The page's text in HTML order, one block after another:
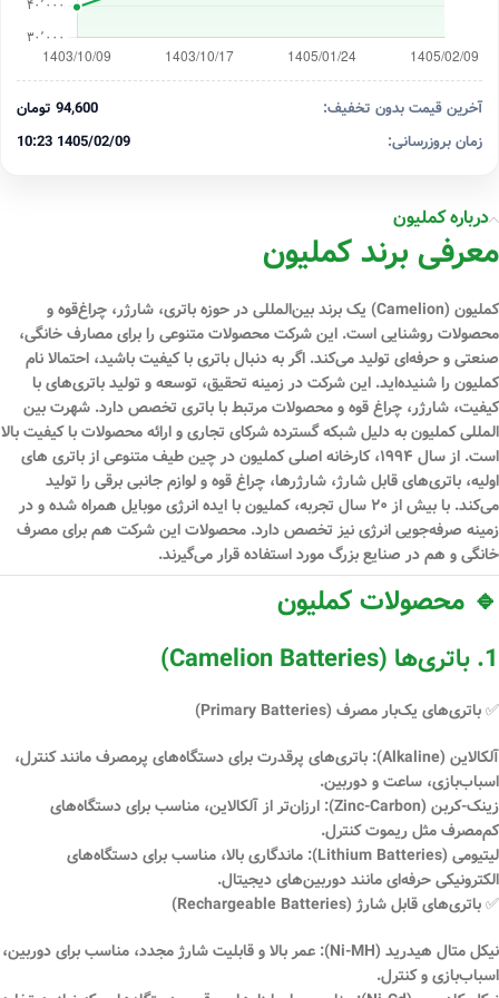
آخرین قیمت بدون تخفیف:
94,600 تومان
زمان بروزرسانی:
1405/02/09 10:23
درباره کملیون
معرفی برند کملیون
کملیون (Camelion) یک برند بین‌المللی در حوزهباتری، شارژر، چراغ‌قوه و
محصولات روشناییاست. این شرکت محصولات متنوعی را برای مصارف خانگی،
صنعتی و حرفه‌ای تولید می‌کند. اگر به دنبال باتری با کیفیت باشید، احتمالا نام
کملیون را شنیده‌اید. این شرکت در زمینه تحقیق، توسعه و تولید باتری‌های با
کیفیت، شارژر، چراغ قوه و محصولات مرتبط با باتری تخصص دارد. شهرت بین
‌المللی کملیون به دلیل شبکه گسترده شرکای تجاری و ارائه محصولات با کیفیت بالا
است. از سال ۱۹۹۴، کارخانه اصلی کملیون در چین طیف متنوعی از باتری‌ های
اولیه، باتری‌های قابل شارژ، شارژرها، چراغ قوه و لوازم جانبی برقی را تولید
می‌کند. با بیش از ۲۰ سال تجربه، کملیون با ایده انرژی موبایل همراه شده و در
زمینه صرفه‌جویی انرژی نیز تخصص دارد. محصولات این شرکت هم برای مصرف
خانگی و هم در صنایع بزرگ مورد استفاده قرار می‌گیرند.
🔹 محصولات کملیون
1. باتری‌ها (Camelion Batteries)
✅باتری‌های یک‌بار مصرف (Primary Batteries)
آلکالاین (Alkaline)
: باتری‌های پرقدرت برای دستگاه‌های پرمصرف مانند کنترل،
اسباب‌بازی، ساعت و دوربین.
زینک-کربن (Zinc-Carbon)
: ارزان‌تر از آلکالاین، مناسب برای دستگاه‌های
کم‌مصرف مثل ریموت کنترل.
لیتیومی (Lithium Batteries)
: ماندگاری بالا، مناسب برای دستگاه‌های
الکترونیکی حرفه‌ای مانند دوربین‌های دیجیتال.
✅باتری‌های قابل شارژ (Rechargeable Batteries)
نیکل متال هیدرید (Ni-MH)
: عمر بالا و قابلیت شارژ مجدد، مناسب برای دوربین،
اسباب‌بازی و کنترل.